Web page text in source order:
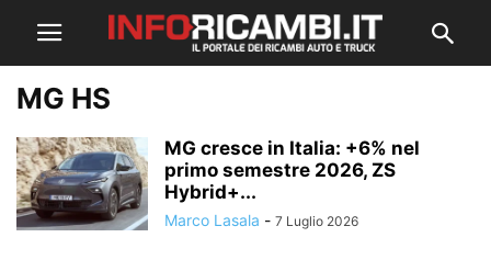
MG HS
MG cresce in Italia: +6% nel
primo semestre 2026, ZS
Hybrid+...
Marco Lasala - 7 Luglio 2026